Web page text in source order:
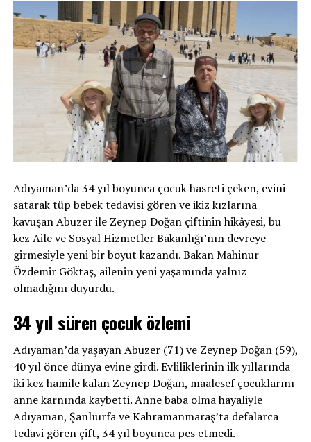
Adıyaman’da 34 yıl boyunca çocuk hasreti çeken, evini
satarak tüp bebek tedavisi gören ve ikiz kızlarına
kavuşan Abuzer ile Zeynep Doğan çiftinin hikâyesi, bu
kez Aile ve Sosyal Hizmetler Bakanlığı’nın devreye
girmesiyle yeni bir boyut kazandı. Bakan Mahinur
Özdemir Göktaş, ailenin yeni yaşamında yalnız
olmadığını duyurdu.
34 yıl süren çocuk özlemi
Adıyaman’da yaşayan Abuzer (71) ve Zeynep Doğan (59),
40 yıl önce dünya evine girdi. Evliliklerinin ilk yıllarında
iki kez hamile kalan Zeynep Doğan, maalesef çocuklarını
anne karnında kaybetti. Anne baba olma hayaliyle
Adıyaman, Şanlıurfa ve Kahramanmaraş’ta defalarca
tedavi gören çift, 34 yıl boyunca pes etmedi.